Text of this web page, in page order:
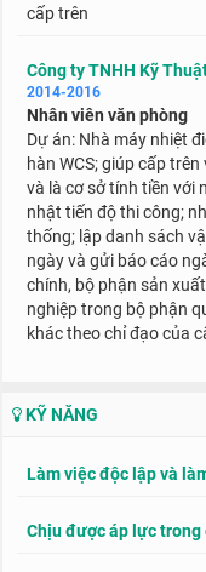
cấp trên
Công ty TNHH Kỹ
2014-2016
Nhân viên văn phòng
Dự án: Nhà máy nhiệt
hàn WCS; giúp cấp
và là cơ sở tính tiền với
nhật tiến độ thi công;
thống; lập danh sách
ngày và gửi báo cáo
chính, bộ phận sản
nghiệp trong bộ phận
khác theo chỉ đạo của
KỸ NĂNG
Làm việc độc lập và
Chịu được áp lực trong